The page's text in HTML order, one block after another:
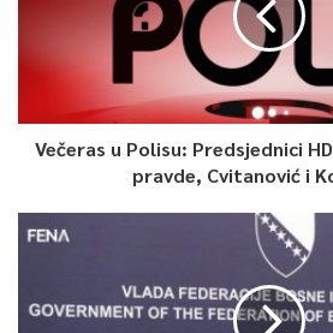
Ona je ocijenila da je maternji jezik
majke, to je prvi jezik koji čujemo, koji
reagujemo…
0
Article Rating
Večeras u Polisu: Predsjednici
pravde, Cvitanović i